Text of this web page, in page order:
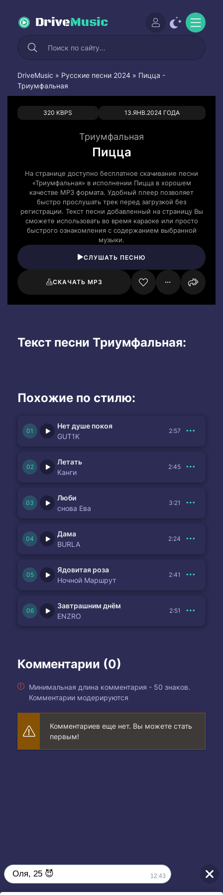
DriveMusic
DriveMusic » Русские песни 2024 » Пицца -
Триумфальная
320 KBPS 13.ЯНВ.2024 ГОДА
0 0
Триумфальная
Пицца
На странице доступно бесплатное скачивание песни
«Триумфальная» в исполнении Пицца в хорошем
качестве MP3 формата. Удобный плеер позволяет
быстро прослушать трек перед загрузкой без
регистрации. Текст песни добавленный на страницу Вы
сможете использовать во время караоке или просто
быстрого ознакомления с содержанием выбранной
музыки.
СЛУШАТЬ ПЕСНЮ
СКАЧАТЬ MP3
Текст песни Триумфальная:
Похожие по стилю:
Нет душе покоя
GUT1K
2:57
Летать
Канги
2:45
Люби
снова Ева
3:21
Дама
BURLA
2:24
Ядовитая роза
Ночной Маршрут
2:41
Завтрашним днём
ENZRO
2:51
Комментарии (0)
Минимальная длина комментария - 50 знаков.
Комментарии модерируются
Комментариев еще нет. Вы можете стать
первым!
Оля, 25 😈 12:43